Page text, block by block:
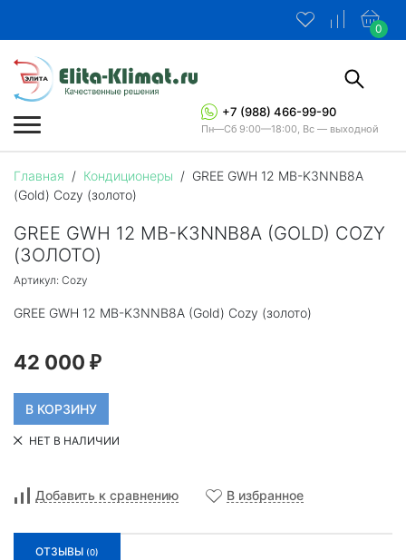
0
+7 (988) 466-99-90
Пн—Сб 9:00—18:00, Вс — выходной
Главная / Кондиционеры / GREE GWH 12 MB-K3NNB8A
(Gold) Cozy (золото)
GREE GWH 12 MB-K3NNB8A (GOLD) COZY
(ЗОЛОТО)
Артикул: Cozy
GREE GWH 12 MB-K3NNB8A (Gold) Cozy (золото)
42 000 ₽
НЕТ В НАЛИЧИИ
Добавить к сравнению В избранное
ОТЗЫВЫ (0)